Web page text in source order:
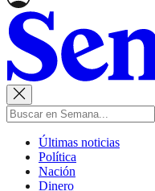
Últimas noticias
Política
Nación
Dinero